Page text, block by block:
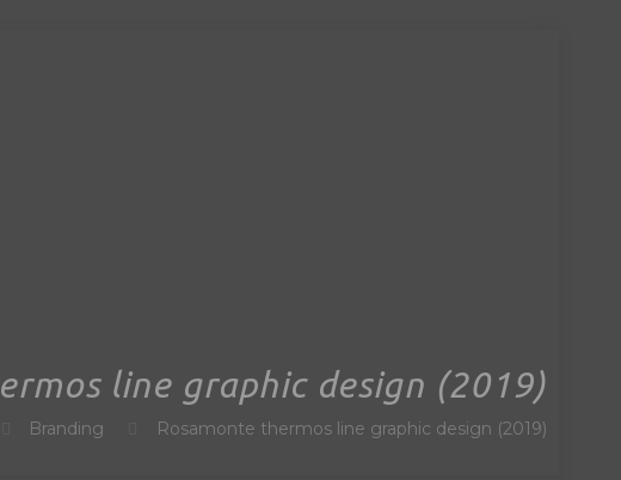
line graphic design (2019)
Branding Rosamonte thermos line graphic design (2019)